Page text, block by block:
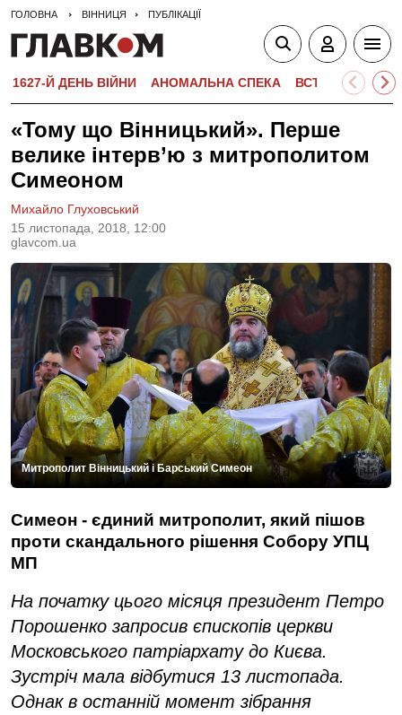
ГОЛОВНА ВІННИЦЯ ПУБЛІКАЦІЇ
1627-Й ДЕНЬ ВІЙНИ АНОМАЛЬНА СПЕКА ВСТУПНА
«Тому що Вінницький». Перше
велике інтерв’ю з митрополитом
Симеоном
15 листопада, 2018, 12:00
glavcom.ua
Михайло Глуховський
Митрополит Вінницький і Барський Симеон
Симеон - єдиний митрополит, який пішов
проти скандального рішення Собору УПЦ
МП
На початку цього місяця президент Петро
Порошенко запросив єпископів церкви
Московського патріархату до Києва.
Зустріч мала відбутися 13 листопада.
Однак в останній момент зібрання